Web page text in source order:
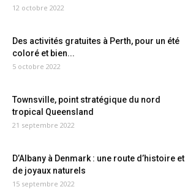
12 octobre 2022
Des activités gratuites à Perth, pour un été
coloré et bien...
5 octobre 2022
Townsville, point stratégique du nord
tropical Queensland
21 septembre 2022
D’Albany à Denmark : une route d’histoire et
de joyaux naturels
15 septembre 2022